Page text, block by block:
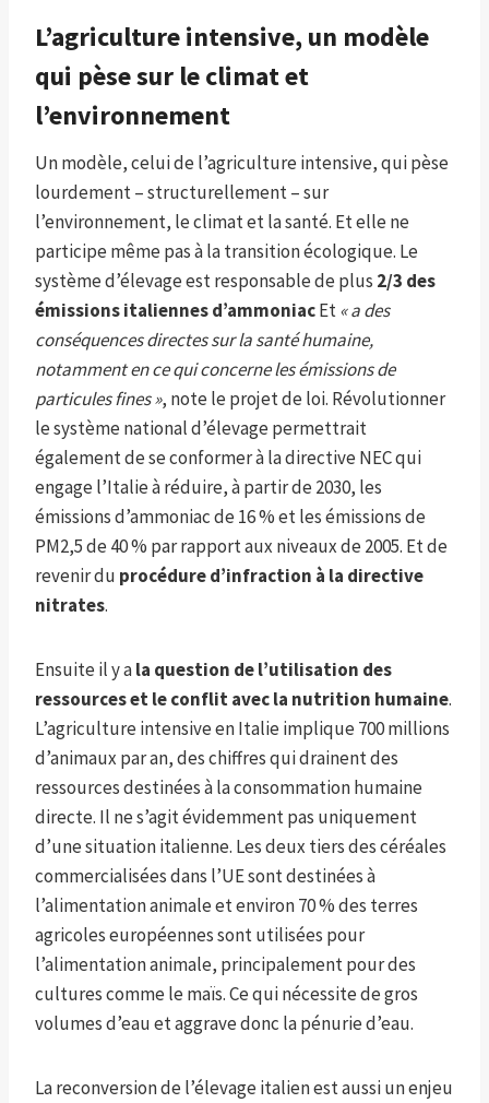
L’agriculture intensive, un modèle
qui pèse sur le climat et
l’environnement
Un modèle, celui de l’agriculture intensive, qui pèse
lourdement – ​​structurellement – ​​sur
l’environnement, le climat et la santé. Et elle ne
participe même pas à la transition écologique. Le
système d’élevage est responsable de plus 2/3 des
émissions italiennes d’ammoniacEt« a des
conséquences directes sur la santé humaine,
notamment en ce qui concerne les émissions de
particules fines », note le projet de loi. Révolutionner
le système national d’élevage permettrait
également de se conformer à la directive NEC qui
engage l’Italie à réduire, à partir de 2030, les
émissions d’ammoniac de 16 % et les émissions de
PM2,5 de 40 % par rapport aux niveaux de 2005. Et de
revenir du procédure d’infraction à la directive
nitrates.
Ensuite il y ala question de l’utilisation des
ressources et le conflit avec la nutrition humaine.
L’agriculture intensive en Italie implique 700 millions
d’animaux par an, des chiffres qui drainent des
ressources destinées à la consommation humaine
directe. Il ne s’agit évidemment pas uniquement
d’une situation italienne. Les deux tiers des céréales
commercialisées dans l’UE sont destinées à
l’alimentation animale et environ 70 % des terres
agricoles européennes sont utilisées pour
l’alimentation animale, principalement pour des
cultures comme le maïs. Ce qui nécessite de gros
volumes d’eau et aggrave donc la pénurie d’eau.
La reconversion de l’élevage italien est aussi un enjeu